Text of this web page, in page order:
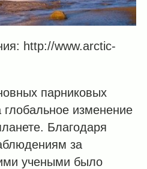
http://www.arctic-
парниковых
изменение
Благодаря
за
учеными было